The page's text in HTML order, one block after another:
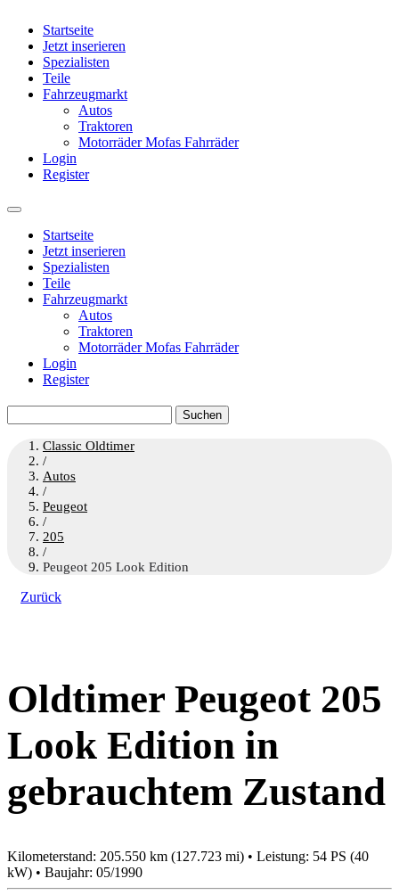
Startseite
Jetzt inserieren
Spezialisten
Teile
Fahrzeugmarkt
Autos
Traktoren
Motorräder Mofas Fahrräder
Login
Register
Startseite
Jetzt inserieren
Spezialisten
Teile
Fahrzeugmarkt
Autos
Traktoren
Motorräder Mofas Fahrräder
Login
Register
nach:
Classic Oldtimer
/
Autos
/
Peugeot
/
205
/
Peugeot 205 Look Edition
Zurück
Oldtimer Peugeot 205
Look Edition in
gebrauchtem Zustand
Kilometerstand: 205.550 km (127.723 mi) • Leistung: 54 PS (40
kW) • Baujahr: 05/1990